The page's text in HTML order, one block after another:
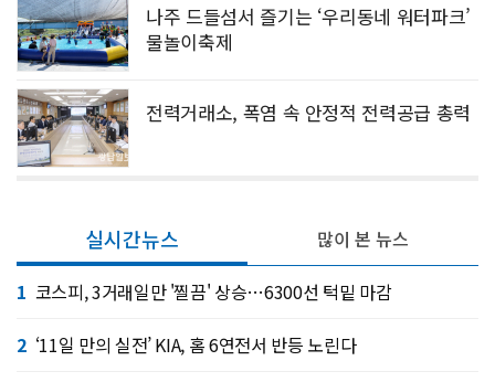
나주 드들섬서 즐기는 ‘우리동네 워터파크’
물놀이축제
전력거래소, 폭염 속 안정적 전력공급 총력
실시간뉴스
1 코스피, 3거래일만 '찔끔' 상승…6300선 턱밑 마감
2 ‘11일 만의 실전’ KIA, 홈 6연전서 반등 노린다
많이 본 뉴스